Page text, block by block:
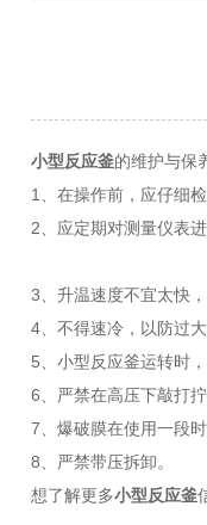
小型反应釜的维护与保
1、在操作前，应仔细
2、应定期对测量仪表
3、升温速度不宜太快
4、不得速冷，以防过
5、小型反应釜运转时
6、严禁在高压下敲打
7、爆破膜在使用一段
8、严禁带压拆卸。
想了解更多小型反应釜